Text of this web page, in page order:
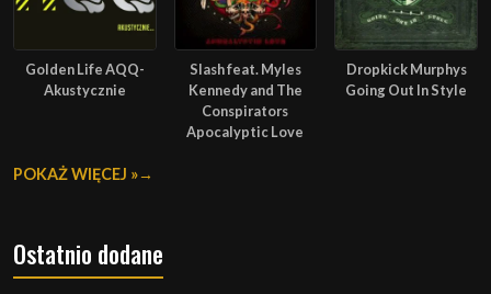
Golden Life AQQ-
Akustycznie
Slash feat. Myles
Kennedy and The
Conspirators
Apocalyptic Love
Dropkick Murphys
Going Out In Style
POKAŻ WIĘCEJ »
Ostatnio dodane